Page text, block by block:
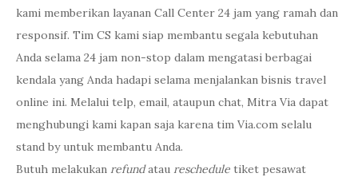
kami memberikan layanan Call Center 24 jam yang ramah dan
responsif. Tim CS kami siap membantu segala kebutuhan
Anda selama 24 jam non-stop dalam mengatasi berbagai
kendala yang Anda hadapi selama menjalankan bisnis travel
online ini. Melalui telp, email, ataupun chat, Mitra Via dapat
menghubungi kami kapan saja karena tim Via.com selalu
stand by untuk membantu Anda.
Butuh melakukan refundatau reschedule tiket pesawat